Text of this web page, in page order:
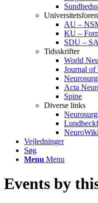
AU –
KU –
SDU –
Tidsskrifter
World
Journal of
Acta
Spine
Diverse links
NeuroWiki
Vejledninger
Søg
Menu Menu
Events by